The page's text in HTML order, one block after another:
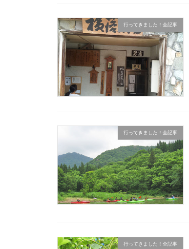
行ってきました！全記事
行ってきました！全記事
行ってきました！全記事